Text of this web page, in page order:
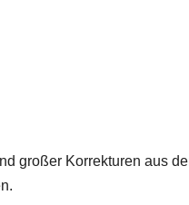
großer Korrekturen aus